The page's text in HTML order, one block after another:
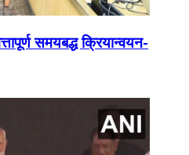
समयबद्ध क्रियान्वयन-